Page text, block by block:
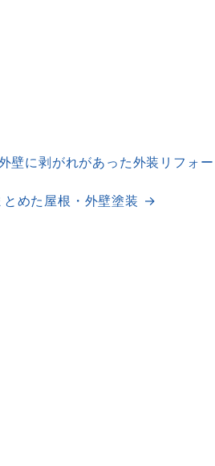
に剥がれがあった外装リフォー
めた屋根・外壁塗装 →